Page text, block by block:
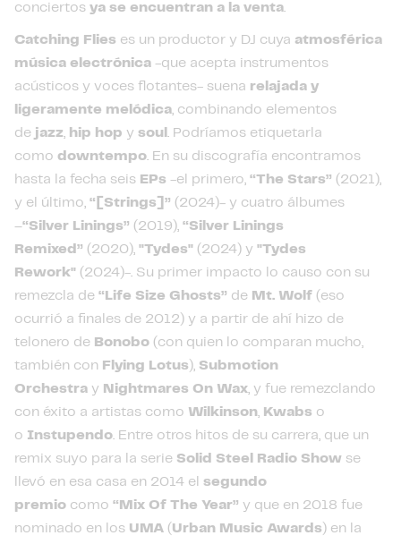
conciertos ya se encuentran a la venta.
Catching Flies es un productor y DJ cuya atmosférica
música electrónica -que acepta instrumentos
acústicos y voces flotantes- suena relajada y
ligeramente melódica, combinando elementos
de jazz, hip hop y soul . Podríamos etiquetarla
como downtempo. En su discografía encontramos
hasta la fecha seis EPs -el primero, “The Stars” (2021),
y el último, “[Strings]” (2024)- y cuatro álbumes
–“Silver Linings” (2019), “Silver Linings
Remixed” (2020), "Tydes" (2024) y "Tydes
Rework" (2024)-. Su primer impacto lo causo con su
remezcla de “Life Size Ghosts” de Mt. Wolf (eso
ocurrió a finales de 2012) y a partir de ahí hizo de
telonero de Bonobo (con quien lo comparan mucho,
también con Flying Lotus ), Submotion
Orchestra y Nightmares On Wax, y fue remezclando
con éxito a artistas como Wilkinson, Kwabs o
o Instupendo. Entre otros hitos de su carrera, que un
remix suyo para la serie Solid Steel Radio Show se
llevó en esa casa en 2014 el segundo
premio como “Mix Of The Year” y que en 2018 fue
nominado en los UMA ( Urban Music Awards ) en la